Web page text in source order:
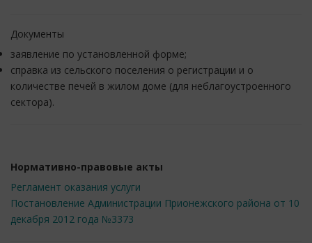
Документы
заявление по установленной форме;
справка из сельского поселения о регистрации и о
количестве печей в жилом доме (для неблагоустроенного
сектора).
Нормативно-правовые акты
Регламент оказания услуги
Постановление Администрации Прионежского района от 10
декабря 2012 года №3373